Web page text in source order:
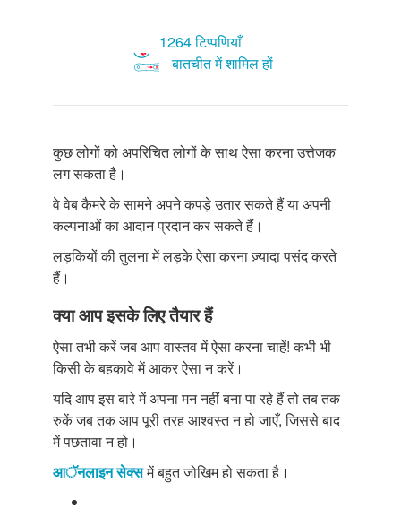
1264 टिप्पणियाँ
बातचीत में शामिल हों
कुछ लोगों को अपरिचित लोगों के साथ ऐसा करना उत्तेजक
लग सकता है।
वे वेब कैमरे के सामने अपने कपड़े उतार सकते हैं या अपनी
कल्पनाओं का आदान प्रदान कर सकते हैं।
लड़कियों की तुलना में लड़के ऐसा करना ज़्यादा पसंद करते
हैं।
क्या आप इसके लिए तैयार हैं
ऐसा तभी करें जब आप वास्तव में ऐसा करना चाहें! कभी भी
किसी के बहकावे में आकर ऐसा न करें।
यदि आप इस बारे में अपना मन नहीं बना पा रहे हैं तो तब तक
रुकें जब तक आप पूरी तरह आश्वस्त न हो जाएँ, जिससे बाद
में पछतावा न हो।
आॅनलाइन सेक्समें बहुत जोखिम हो सकता है।